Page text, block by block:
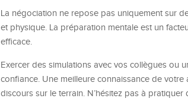
La négociation ne repose pas uniquement sur
et physique. La préparation mentale est un
efficace.
Exercer des simulations avec vos collègues ou
confiance. Une meilleure connaissance de
discours sur le terrain. N’hésitez pas à